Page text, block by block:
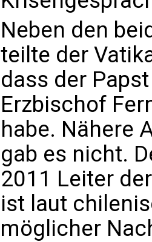
Neben den
teilte der
dass der
Erzbischof
habe. Nähere
gab es nicht.
2011 Leiter
ist laut
möglicher